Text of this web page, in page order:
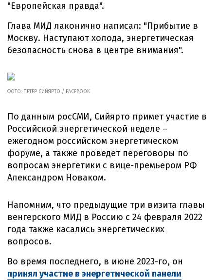
"Европейская правда".
Глава МИД лаконично написал: "Прибытие в
Москву. Наступают холода, энергетическая
безопасность снова в центре внимания".
ФОТО: ПЕТЕР СИЙЯРТО / FACEBOOK
По данным росСМИ, Сийярто примет участие в
Российской энергетической неделе –
ежегодном российском энергетическом
форуме, а также проведет переговоры по
вопросам энергетики с вице-премьером РФ
Александром Новаком.
Напомним, что предыдущие три визита главы
венгерского МИД в Россию с 24 февраля 2022
года также касались энергетических
вопросов.
Во время последнего, в июне 2023-го, он
принял участие в энергетической панели